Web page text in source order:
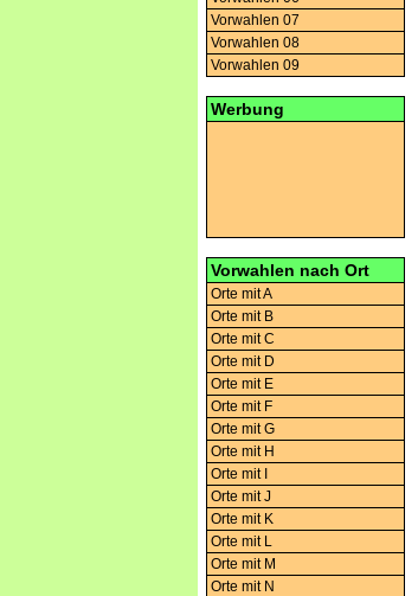
Vorwahlen 07
Vorwahlen 08
Vorwahlen 09
Werbung
Vorwahlen nach Ort
Orte mit A
Orte mit B
Orte mit C
Orte mit D
Orte mit E
Orte mit F
Orte mit G
Orte mit H
Orte mit I
Orte mit J
Orte mit K
Orte mit L
Orte mit M
Orte mit N